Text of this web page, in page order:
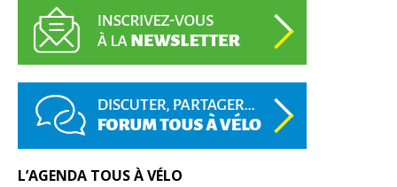
L’AGENDA TOUS À VÉLO